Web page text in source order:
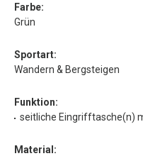
Farbe:
Grün
Sportart:
Wandern & Bergsteigen
Funktion:
seitliche Eingrifftasche(n)
Material: